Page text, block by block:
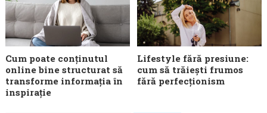
Cum poate conținutul
online bine structurat să
transforme informația în
inspirație
Lifestyle fără presiune:
cum să trăiești frumos
fără perfecționism